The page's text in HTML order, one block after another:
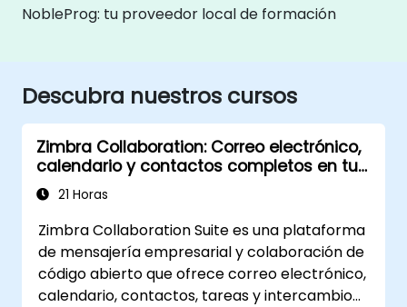
NobleProg: tu proveedor local de formación
Descubra nuestros cursos
Zimbra Collaboration: Correo electrónico,
calendario y contactos completos en tus
servidores
21 Horas
Zimbra Collaboration Suite es una plataforma
de mensajería empresarial y colaboración de
código abierto que ofrece correo electrónico,
calendario, contactos, tareas y intercambio